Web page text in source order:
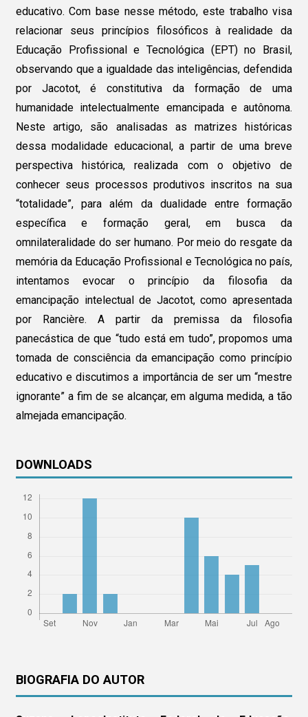
educativo. Com base nesse método, este trabalho visa
relacionar seus princípios filosóficos à realidade da
Educação Profissional e Tecnológica (EPT) no Brasil,
observando que a igualdade das inteligências, defendida
por Jacotot, é constitutiva da formação de uma
humanidade intelectualmente emancipada e autônoma.
Neste artigo, são analisadas as matrizes históricas
dessa modalidade educacional, a partir de uma breve
perspectiva histórica, realizada com o objetivo de
conhecer seus processos produtivos inscritos na sua
“totalidade”, para além da dualidade entre formação
específica e formação geral, em busca da
omnilateralidade do ser humano. Por meio do resgate da
memória da Educação Profissional e Tecnológica no país,
intentamos evocar o princípio da filosofia da
emancipação intelectual de Jacotot, como apresentada
por Rancière. A partir da premissa da filosofia
panecástica de que “tudo está em tudo”, propomos uma
tomada de consciência da emancipação como princípio
educativo e discutimos a importância de ser um “mestre
ignorante” a fim de se alcançar, em alguma medida, a tão
almejada emancipação.
DOWNLOADS
BIOGRAFIA DO AUTOR